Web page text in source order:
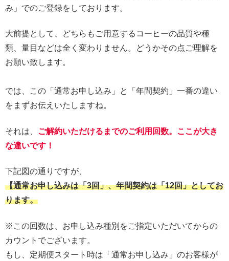
み」でのご登録をしております。
大前提として、どちらもご用意するコーヒーの品質や種
類、量目などは全く変わりません。どうかその点ご理解を
お願い致します。
では、この「通常お申し込み」と「年間契約」一番の違い
をまずお伝えいたしますね。
それは、 ご解約いただけるまでのご利用回数。ここが大き
な違いです！
下記図の通りですが、
【通常お申し込みは「3回」、年間契約は「12回」としてお
ります。
※この回数は、お申し込み種別をご指定いただいてからの
カウントでございます。
もし、定期便スタート時は「通常お申し込み」のお客様が